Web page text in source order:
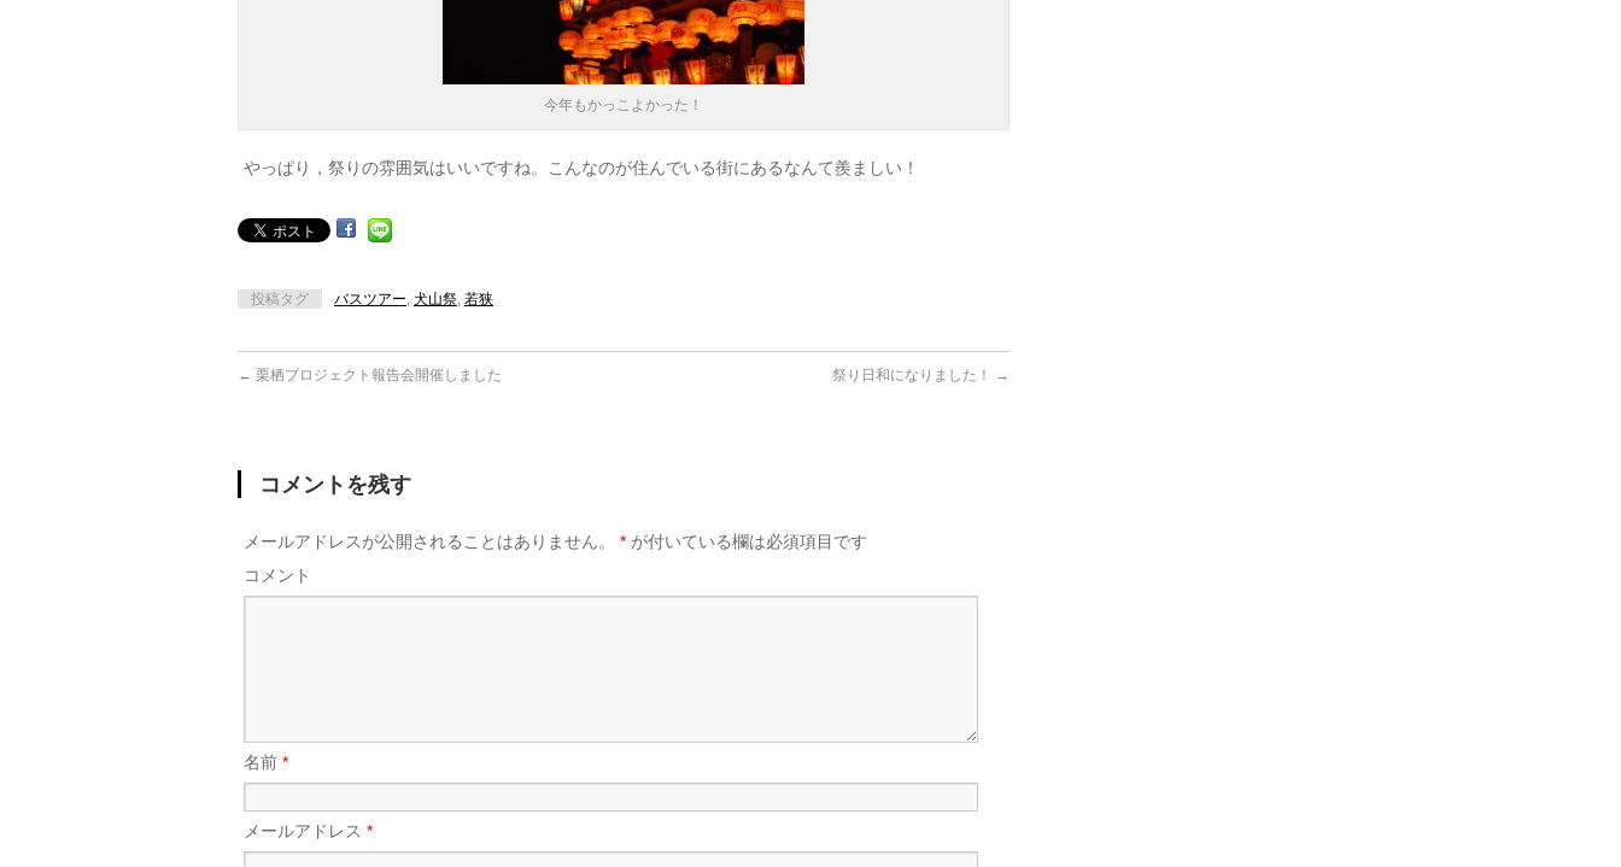
今年もかっこよかった！
やっぱり，祭りの雰囲気はいいですね。こんなのが住んでいる街にあるなんて羨ましい！
投稿タグ バスツアー, 犬山祭, 若狭
← 栗栖プロジェクト報告会開催しました 祭り日和になりました！ →
コメントを残す
メールアドレスが公開されることはありません。 * が付いている欄は必須項目です
コメント
名前 *
メールアドレス *